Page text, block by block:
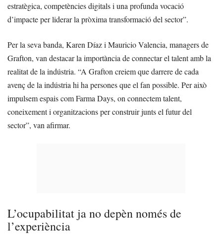
estratègica, competències digitals i una profunda vocació
d’impacte per liderar la pròxima transformació del sector”.
Per la seva banda, Karen Díaz i Mauricio Valencia, managers de
Grafton, van destacar la importància de connectar el talent amb la
realitat de la indústria. “A Grafton creiem que darrere de cada
avenç de la indústria hi ha persones que el fan possible. Per això
impulsem espais com Farma Days, on connectem talent,
coneixement i organitzacions per construir junts el futur del
sector”, van afirmar.
L’ocupabilitat ja no depèn només de
l’experiència